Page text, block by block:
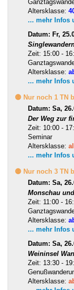
Altersklasse:
... mehr Infos
Datum: Fr,
Zeit: 15:00 -
Altersklasse:
... mehr Infos
🟡 Nur noch 1 TN
Datum: Sa,
Der Weg zur
Zeit: 10:00 -
Seminar
Altersklasse:
... mehr Infos
🟡 Nur noch 3 TN
Datum: Sa,
Monschau
Zeit: 11:00 -
Altersklasse:
... mehr Infos
Datum: Sa,
Weininsel
Zeit: 13:30 -
Altersklasse: